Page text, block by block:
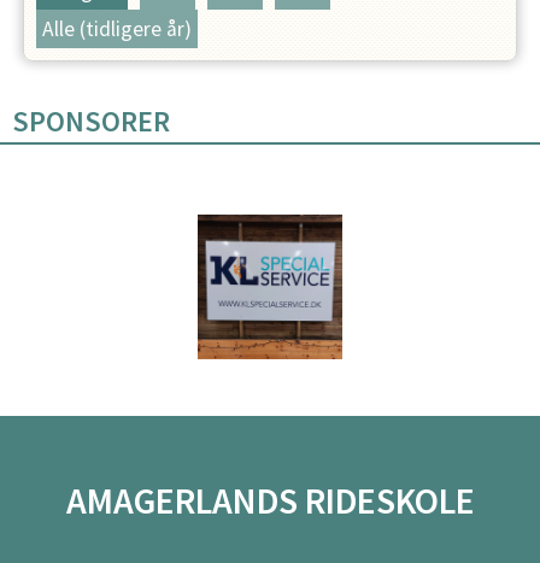
Alle (tidligere år)
SPONSORER
AMAGERLANDS RIDESKOLE